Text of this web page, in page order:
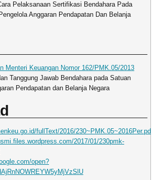
Pelaksanaan Sertifikasi Bendahara Pada
Anggaran Pendapatan Dan Belanja
Menteri Keuangan Nomor 162/PMK.05/2013
Tanggung Jawab Bendahara pada Satuan
Pendapatan dan Belanja Negara
fullText/2016/230~PMK.05~2016Per.pdf
2017/01/230pmk-
open?